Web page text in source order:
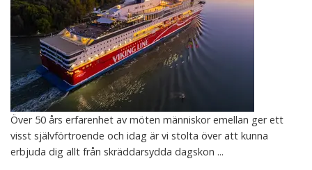
Över 50 års erfarenhet av möten människor emellan ger ett
visst självförtroende och idag är vi stolta över att kunna
erbjuda dig allt från skräddarsydda dagskon ...